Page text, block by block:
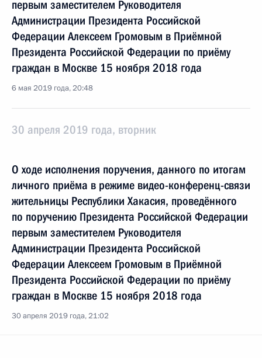
первым заместителем Руководителя
Администрации Президента Российской
Федерации Алексеем Громовым в Приёмной
Президента Российской Федерации по приёму
граждан в Москве 15 ноября 2018 года
6 мая 2019 года, 20:48
30 апреля 2019 года, вторник
О ходе исполнения поручения, данного по итогам
личного приёма в режиме видео-конференц-связи
жительницы Республики Хакасия, проведённого
по поручению Президента Российской Федерации
первым заместителем Руководителя
Администрации Президента Российской
Федерации Алексеем Громовым в Приёмной
Президента Российской Федерации по приёму
граждан в Москве 15 ноября 2018 года
30 апреля 2019 года, 21:02